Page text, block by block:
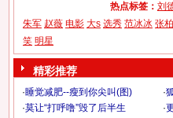
热点标签： 刘
朱军 赵薇 电影 大s 选秀 范冰冰 张
笑 明星
精彩推荐
·睡觉减肥--瘦到你尖叫(图) ·
·莫让“打呼噜”毁了后半生 ·